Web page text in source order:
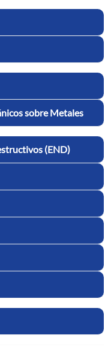
sobre Metales
(END)